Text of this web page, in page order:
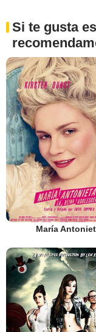
Si te gusta
María